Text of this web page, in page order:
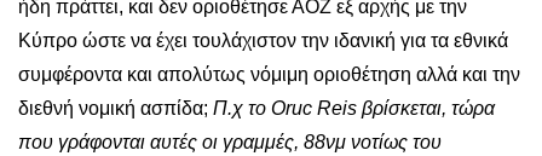
ήδη πράττει, και δεν οριοθέτησε ΑΟΖ εξ αρχής με την
Κύπρο ώστε να έχει τουλάχιστον την ιδανική για τα εθνικά
συμφέροντα και απολύτως νόμιμη οριοθέτηση αλλά και την
διεθνή νομική ασπίδα; Π.χ το Oruc Reis βρίσκεται, τώρα
που γράφονται αυτές οι γραμμές, 88νμ νοτίως του